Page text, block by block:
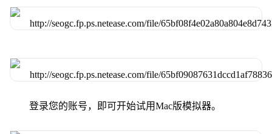
登录您的账号，即可开始试用Mac版模拟器。